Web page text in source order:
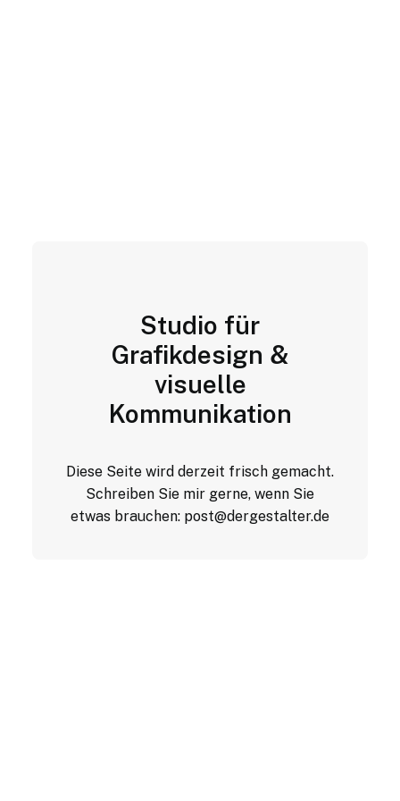
Studio für
Grafikdesign &
visuelle
Kommunikation
Diese Seite wird derzeit frisch gemacht.
Schreiben Sie mir gerne, wenn Sie
etwas brauchen: post@dergestalter.de